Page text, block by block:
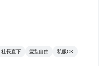
社長直下 髪型自由 私服OK